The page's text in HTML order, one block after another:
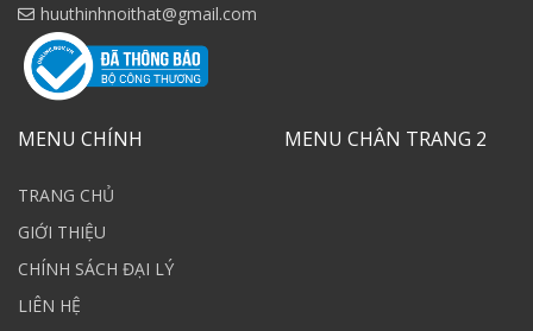
huuthinhnoithat@gmail.com
MENU CHÍNH
TRANG CHỦ
GIỚI THIỆU
CHÍNH SÁCH ĐẠI LÝ
LIÊN HỆ
MENU CHÂN TRANG 2